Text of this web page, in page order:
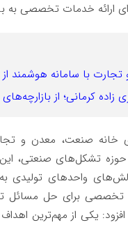
ارائه خدمات تخصصی
با سامانه هوشمند
زاده کرمانی؛ از
خانه صنعت، معدن و
تشکل‌های صنعتی، این
واحدهای تولیدی
تخصصی برای حل مسائل
یکی از مهم‌ترین اهداف